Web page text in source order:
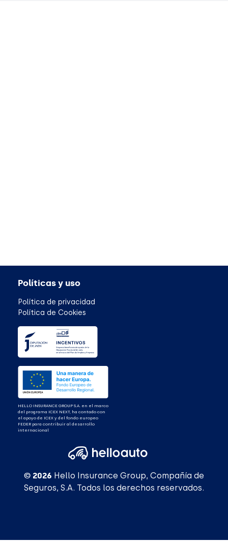
HELLO INSURANCE GROUP S.A. en el marco
del programa ICEX NEXT, ha contado con
el apoyo de ICEX y del fondo europeo
FEDER para contribuir al desarrollo
internacional
Políticas y uso
Política de privacidad
Política de Cookies
© 2026 Hello Insurance Group, Compañía de
Seguros, S.A. Todos los derechos reservados.